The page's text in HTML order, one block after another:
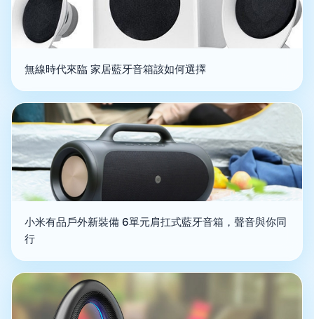
無線時代來臨 家居藍牙音箱該如何選擇
小米有品戶外新裝備 6單元肩扛式藍牙音箱，聲音與你同
行